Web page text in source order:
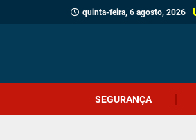
quinta-feira, 6 agosto, 2026
SEGURANÇA